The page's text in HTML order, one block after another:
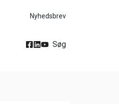
Nyhedsbrev
Søg